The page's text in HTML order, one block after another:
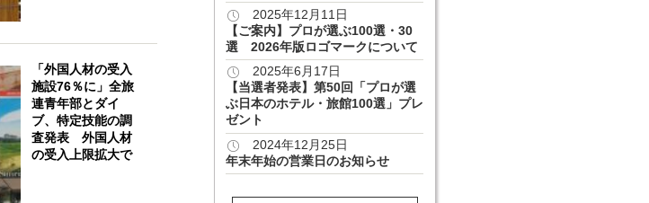
「外国人材の受入
施設76％に」全旅
連青年部とダイ
ブ、特定技能の調
査発表 外国人材
の受入上限拡大で
2025年12月11日
【ご案内】プロが選ぶ100選・30
選 2026年版ロゴマークについて
2025年6月17日
【当選者発表】第50回「プロが選
ぶ日本のホテル・旅館100選」プレ
ゼント
2024年12月25日
年末年始の営業日のお知らせ